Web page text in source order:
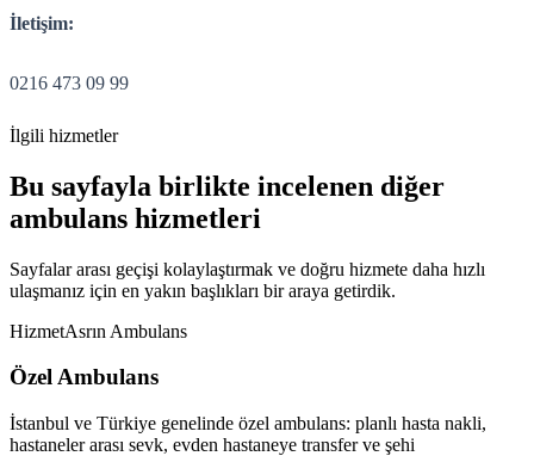
İletişim:
0216 473 09 99
İlgili hizmetler
Bu sayfayla birlikte incelenen diğer
ambulans hizmetleri
Sayfalar arası geçişi kolaylaştırmak ve doğru hizmete daha hızlı
ulaşmanız için en yakın başlıkları bir araya getirdik.
HizmetAsrın Ambulans
Özel Ambulans
İstanbul ve Türkiye genelinde özel ambulans: planlı hasta nakli,
hastaneler arası sevk, evden hastaneye transfer ve şehi